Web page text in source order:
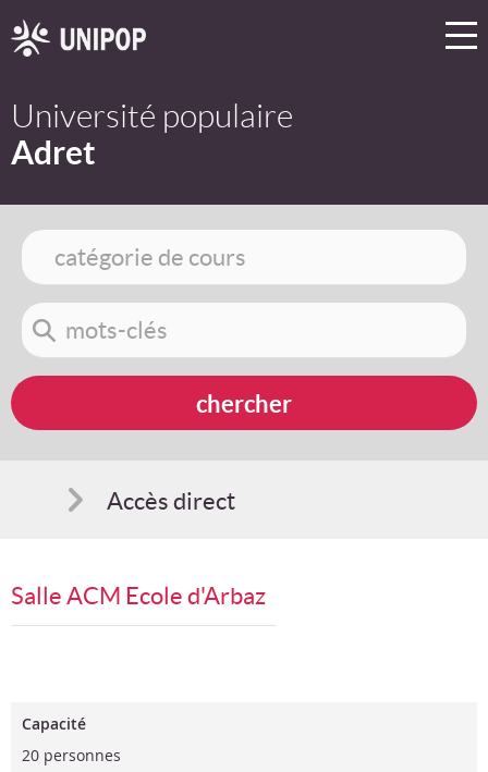
Université populaire
Adret
Accès direct
Suggestions
Salle ACM Ecole d'Arbaz
Capacité
20 personnes